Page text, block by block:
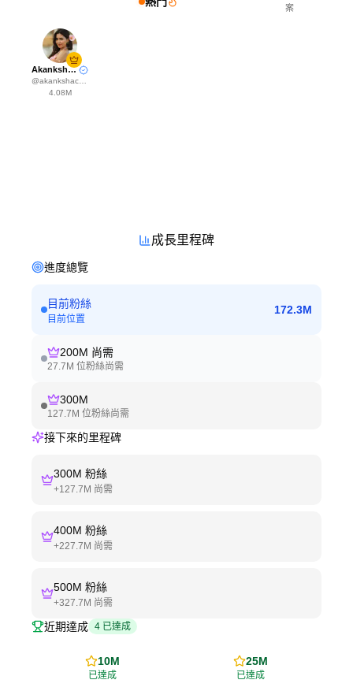
案
Akanksha Choudhary
@akankshachoudhary_official
4.08M
成長里程碑
進度總覽
目前粉絲
目前位置
172.3M
200M 尚需
27.7M 位粉絲尚需
300M
127.7M 位粉絲尚需
接下來的里程碑
300M 粉絲
+127.7M 尚需
400M 粉絲
+227.7M 尚需
500M 粉絲
+327.7M 尚需
近期達成 4 已達成
10M
已達成
25M
已達成